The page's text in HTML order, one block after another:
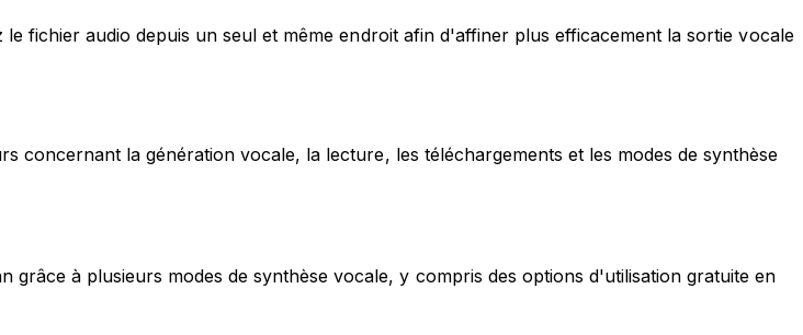
fichier audio depuis un seul et même endroit afin d'affiner plus efficacement la sortie vocale
concernant la génération vocale, la lecture, les téléchargements et les modes de synthèse
à plusieurs modes de synthèse vocale, y compris des options d'utilisation gratuite en